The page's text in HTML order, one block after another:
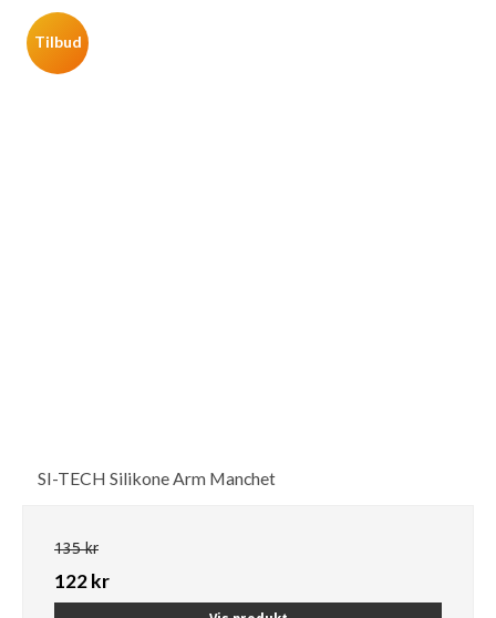
Tilbud
SI-TECH Silikone Arm Manchet
135 kr
122 kr